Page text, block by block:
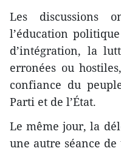
Les discussions
l’éducation
d’intégration, la
erronées ou
confiance du
Parti et de l’État.
Le même jour, la
une autre séance